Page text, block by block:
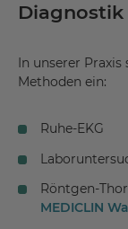
Diagnostik
In unserer
Methoden ein:
Ruhe-EKG
Röntgen-
MEDICLIN